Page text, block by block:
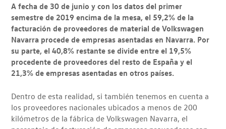
A fecha de 30 de junio y con los datos del primer
semestre de 2019 encima de la mesa, el 59,2% de la
facturación de proveedores de material de Volkswagen
Navarra procede de empresas asentadas en Navarra. Por
su parte, el 40,8% restante se divide entre el 19,5%
procedente de proveedores del resto de España y el
21,3% de empresas asentadas en otros países.
Dentro de esta realidad, si también tenemos en cuenta a
los proveedores nacionales ubicados a menos de 200
kilómetros de la fábrica de Volkswagen Navarra, el